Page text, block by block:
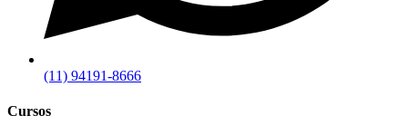
(11) 94191-8666
Cursos